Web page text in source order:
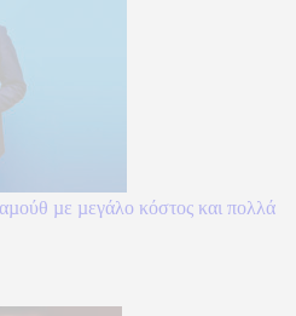
µε µεγάλο κόστος και πολλά